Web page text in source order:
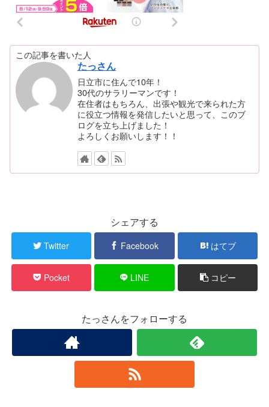
この記事を書いた人
たっさん
日立市に住んで10年！
30代のサラリーマンです！
在住者はもちろん、出張や観光で来られた方
に役立つ情報を発信したいと思って、このブ
ログを立ち上げました！
よろしくお願いします！！
シェアする
Twitter Facebook はてブ
Pocket LINE コピー
たっさんをフォローする